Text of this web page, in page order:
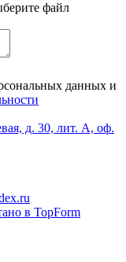
файл
данных и
д. 30, лит. А, оф.
в TopForm